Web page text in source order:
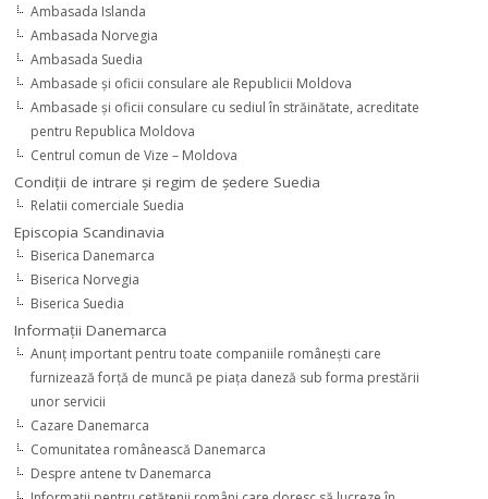
Ambasada Islanda
Ambasada Norvegia
Ambasada Suedia
Ambasade şi oficii consulare ale Republicii Moldova
Ambasade şi oficii consulare cu sediul în străinătate, acreditate
pentru Republica Moldova
Centrul comun de Vize – Moldova
Condiţii de intrare şi regim de şedere Suedia
Relatii comerciale Suedia
Episcopia Scandinavia
Biserica Danemarca
Biserica Norvegia
Biserica Suedia
Informaţii Danemarca
Anunţ important pentru toate companiile româneşti care
furnizează forţă de muncă pe piaţa daneză sub forma prestării
unor servicii
Cazare Danemarca
Comunitatea românească Danemarca
Despre antene tv Danemarca